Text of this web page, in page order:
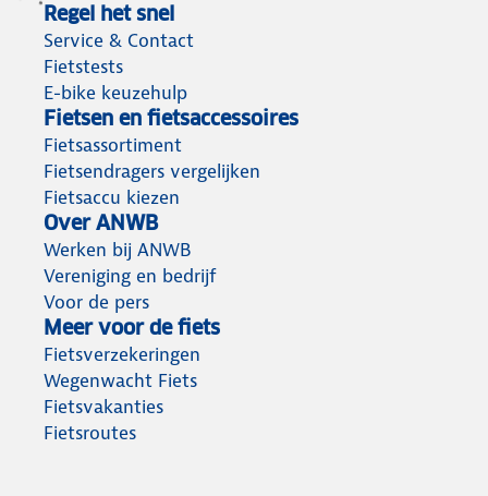
Regel het snel
Service & Contact
Fietstests
E-bike keuzehulp
Fietsen en fietsaccessoires
Fietsassortiment
Fietsendragers vergelijken
Fietsaccu kiezen
Over ANWB
Werken bij ANWB
Vereniging en bedrijf
Voor de pers
Meer voor de fiets
Fietsverzekeringen
Wegenwacht Fiets
Fietsvakanties
Fietsroutes